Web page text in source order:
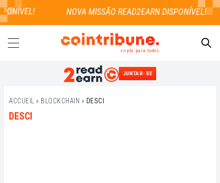
cripto para todos
JUNTAR-SE
ACCUEIL » BLOCKCHAIN » DESCI
DESCI